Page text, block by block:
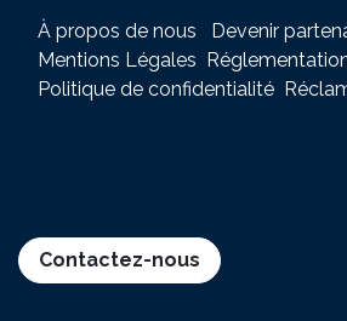
À propos de nous
Devenir
Mentions Légales
Politique de confidentialité
Contactez-nous